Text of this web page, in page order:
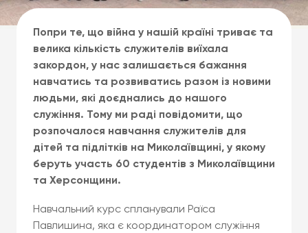
Попри те, що війна у нашій країні триває та
велика кількість служителів виїхала
закордон, у нас залишається бажання
навчатись та розвиватись разом із новими
людьми, які доєднались до нашого
служіння. Тому ми раді повідомити, що
розпочалося навчання служителів для
дітей та підлітків на Миколаївщині, у якому
беруть участь 60 студентів з Миколаївщини
та Херсонщини.
Навчальний курс спланували Раїса
Павлишина, яка є координатором служіння